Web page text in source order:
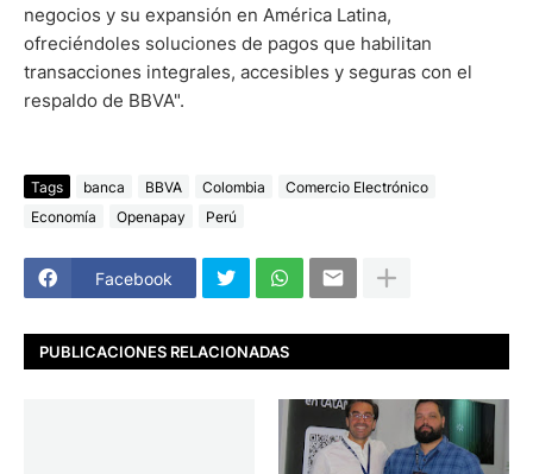
negocios y su expansión en América Latina,
ofreciéndoles soluciones de pagos que habilitan
transacciones integrales, accesibles y seguras con el
respaldo de BBVA".
Tags banca BBVA Colombia
Comercio Electrónico
Economía
Openapay Perú
Facebook
PUBLICACIONES RELACIONADAS